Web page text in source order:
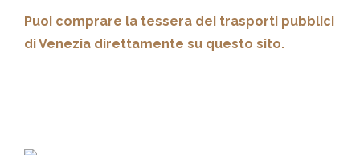
Puoi comprare la tessera dei trasporti pubblici
di Venezia direttamente su questo sito.